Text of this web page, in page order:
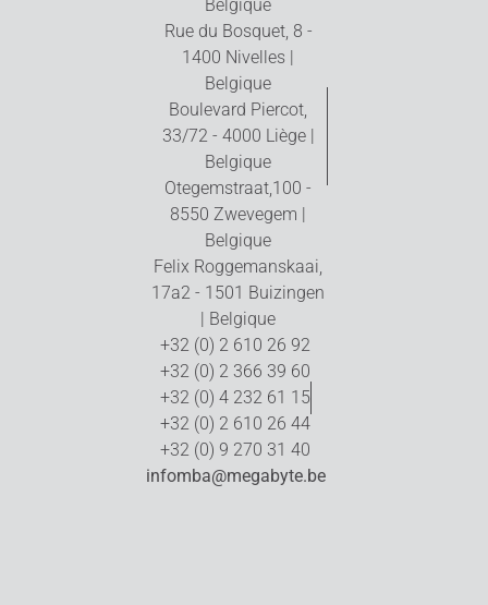
Belgique
Rue du Bosquet, 8 -
1400 Nivelles |
Belgique
Boulevard Piercot,
33/72 - 4000 Liège |
Belgique
Otegemstraat,100 -
8550 Zwevegem |
Belgique
Felix Roggemanskaai,
17a2 - 1501 Buizingen
| Belgique
+32 (0) 2 610 26 92
+32 (0) 2 366 39 60
+32 (0) 4 232 61 15
+32 (0) 2 610 26 44
+32 (0) 9 270 31 40
infomba@megabyte.be